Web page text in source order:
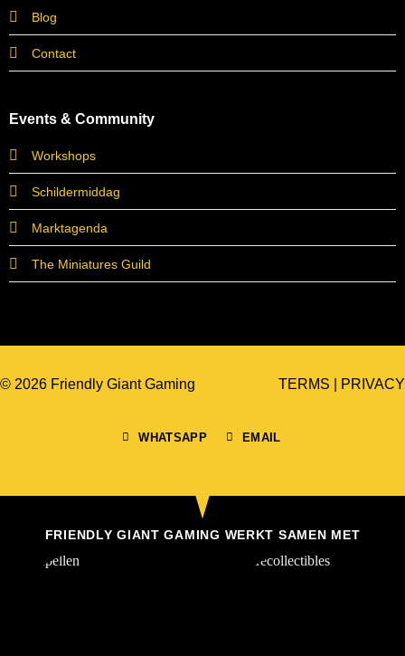
Blog
Contact
Events & Community
Workshops
Schildermiddag
Marktagenda
The Miniatures Guild
© 2026 Friendly Giant Gaming
WHATSAPP EMAIL
TERMS PRIVACY
FRIENDLY GIANT GAMING WERKT SAMEN MET